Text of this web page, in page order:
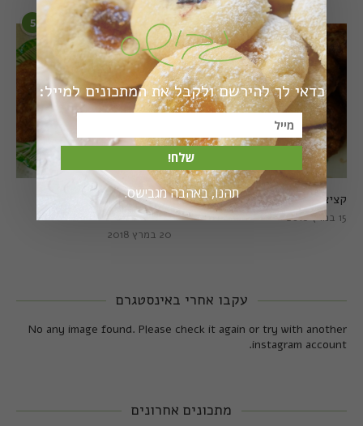
5
קציצות כרישה טבעוניות
מושלמות
20 במרץ 2018
6
קציצות כרישה מושלמות
15 במרץ 2018
עקבו אחרי באינסטגרם
No any image found. Please check it again or try with another
instagram account.
מתכונים אחרונים
כדאי לך להירשם ולקבל את המתכונים למייל:
שלח!
תהנו, באהבה מגבישס.